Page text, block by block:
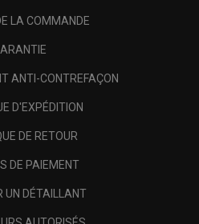
LA COMMANDE
ANTI-CONTREFAÇON
D'EXPÉDITION
DE RETOUR
DE PAIEMENT
UN DÉTAILLANT